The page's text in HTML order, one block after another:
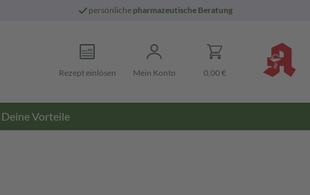
persönliche pharmazeutische Beratung
Rezept einlösen Mein Konto 0,00 €
Deine Vorteile